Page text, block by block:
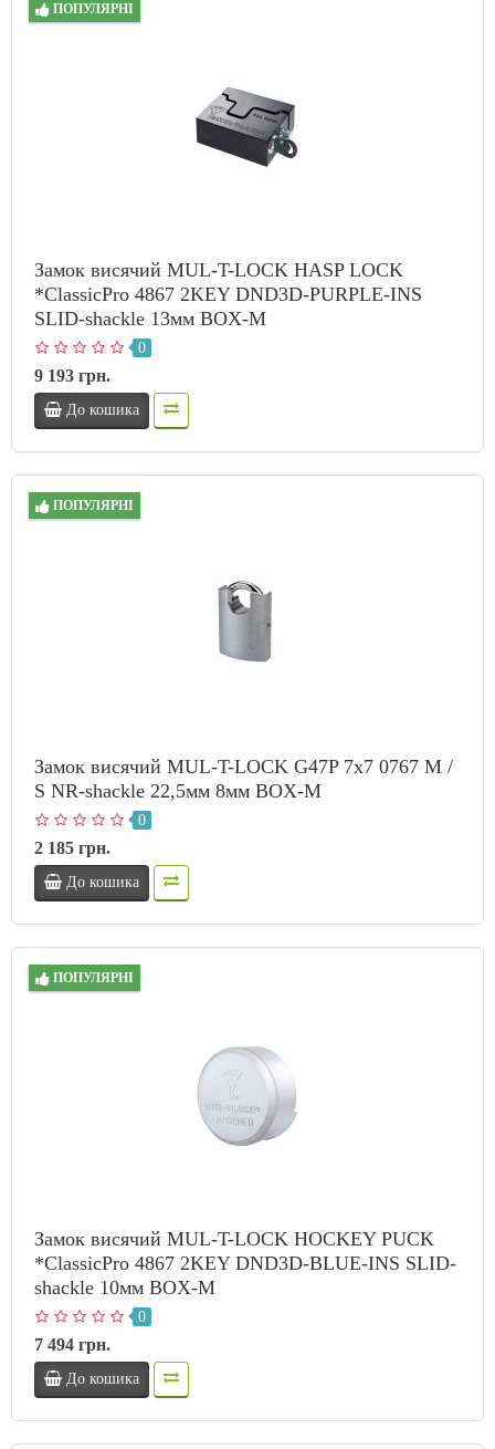
ПОПУЛЯРНІ
Замок висячий MUL-T-LOCK HASP LOCK
*ClassicPro 4867 2KEY DND3D-PURPLE-INS
SLID-shackle 13мм BOX-M
0
9 193 грн.
До кошика
ПОПУЛЯРНІ
Замок висячий MUL-T-LOCK G47P 7x7 0767 M /
S NR-shackle 22,5мм 8мм BOX-M
0
2 185 грн.
До кошика
ПОПУЛЯРНІ
Замок висячий MUL-T-LOCK HOCKEY PUCK
*ClassicPro 4867 2KEY DND3D-BLUE-INS SLID-
shackle 10мм BOX-M
0
7 494 грн.
До кошика